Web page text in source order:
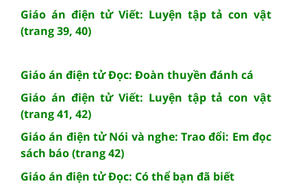
Giáo án điện tử Viết: Luyện tập tả con vật
(trang 39, 40)
Giáo án điện tử Đọc: Đoàn thuyền đánh cá
Giáo án điện tử Viết: Luyện tập tả con vật
(trang 41, 42)
Giáo án điện tử Nói và nghe: Trao đổi: Em đọc
sách báo (trang 42)
Giáo án điện tử Đọc: Có thể bạn đã biết